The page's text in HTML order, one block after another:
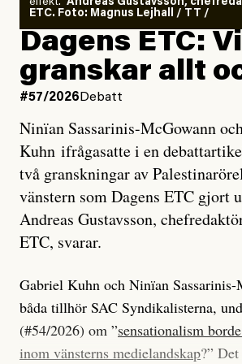
effekt.” Andreas Gustavsson,
ETC. Foto: Magnus Lejhall / TT /
Dagens ETC: Vi
granskar allt
#57/2026 Debatt
Ninïan Sassarinis-McGowann
Kuhn ifrågasatte i en
två granskningar av
vänstern som Dagens ETC gjort
Andreas Gustavsson,
ETC, svarar.
Gabriel Kuhn och Ninïan Sassarinis-
båda tillhör SAC Syndikalisterna,
(#54/2026) om ”sensationalism
inom vänsterns medielandskap?”